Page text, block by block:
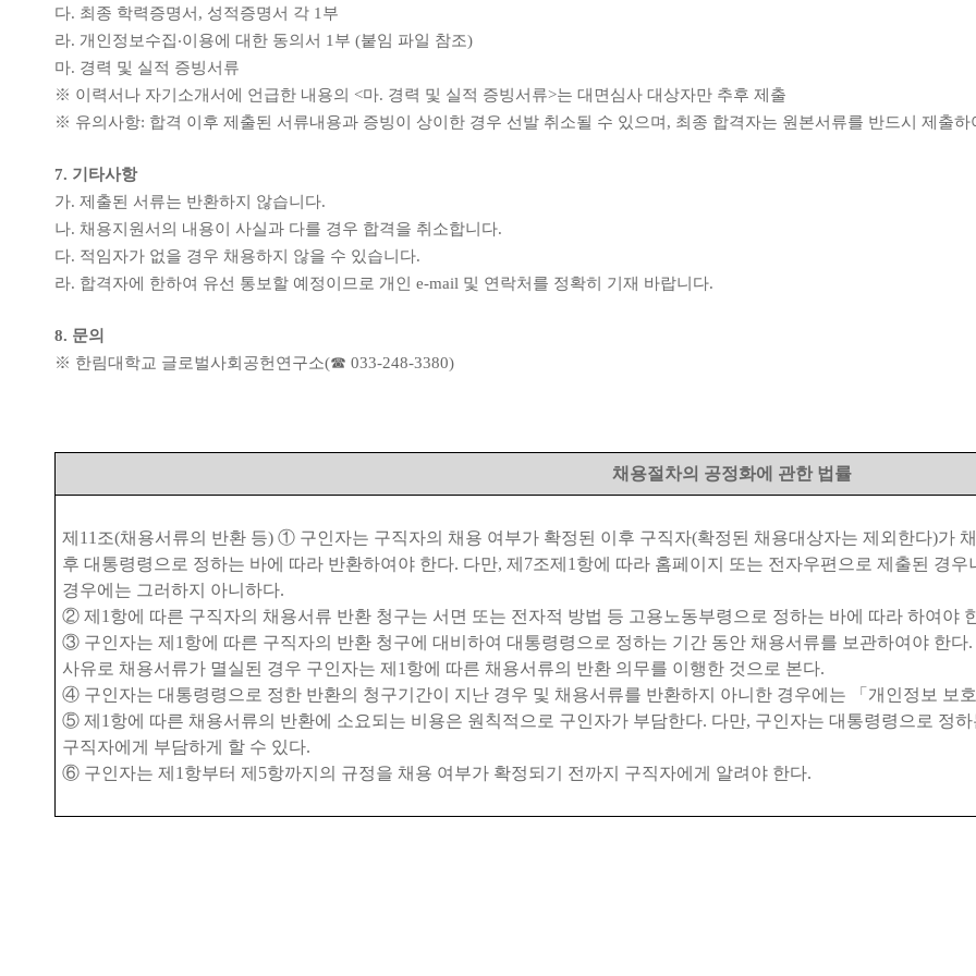
다. 최종 학력증명서 , 성적증명서 각 1 부
라. 개인정보수집‧이용에 대한 동의서 1 부 (붙임 파일 참조)
마. 경력 및 실적 증빙서류
※ 이력서나 자기소개서에 언급한 내용의 <마. 경력 및 실적 증빙서류>는 대면심사 대상자만 추후 제출
※ 유의사항: 합격 이후 제출된 서류내용과 증빙이 상이한 경우 선발 취소될 수 있으며 , 최종 합격자는 원본서류를 반드시 제출하
7. 기타사항
가. 제출된 서류는 반환하지 않습니다.
나. 채용지원서의 내용이 사실과 다를 경우 합격을 취소합니다.
다. 적임자가 없을 경우 채용하지 않을 수 있습니다.
라. 합격자에 한하여 유선 통보할 예정이므로 개인 e-mail 및 연락처를 정확히 기재 바랍니다.
8. 문의
※ 한림대학교 글로벌사회공헌연구소(☎ 033-248-3380)
채용절차의 공정화에 관한 법률
제 11 조(채용서류의 반환 등) ① 구인자는 구직자의 채용 여부가 확정된 이후 구직자(확정된 채용대상자는 제외한다)가
후 대통령령으로 정하는 바에 따라 반환하여야 한다. 다만, 제 7조제 1 항에 따라 홈페이지 또는 전자우편으로 제출된 경
경우에는 그러하지 아니하다.
② 제 1 항에 따른 구직자의 채용서류 반환 청구는 서면 또는 전자적 방법 등 고용노동부령으로 정하는 바에 따라 하여야
③ 구인자는 제 1 항에 따른 구직자의 반환 청구에 대비하여 대통령령으로 정하는 기간 동안 채용서류를 보관하여야 한다.
사유로 채용서류가 멸실된 경우 구인자는 제 1 항에 따른 채용서류의 반환 의무를 이행한 것으로 본다.
④ 구인자는 대통령령으로 정한 반환의 청구기간이 지난 경우 및 채용서류를 반환하지 아니한 경우에는 「 개인정보 보
⑤ 제 1 항에 따른 채용서류의 반환에 소요되는 비용은 원칙적으로 구인자가 부담한다. 다만, 구인자는 대통령령으로 정
구직자에게 부담하게 할 수 있다.
⑥ 구인자는 제 1 항부터 제 5항까지의 규정을 채용 여부가 확정되기 전까지 구직자에게 알려야 한다.